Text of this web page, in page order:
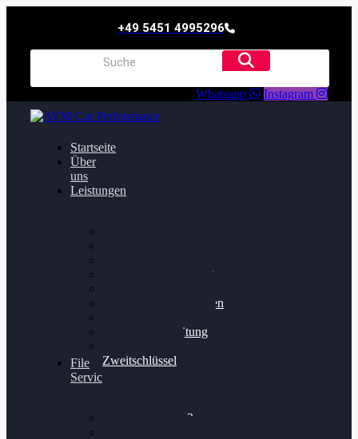
+49 5451 4995296
Whatsapp Instagram
Startseite
Über
uns
Leistungen
Getriebeoptimierung
Bremsscheiben planen
Felgenaufbereitung
Zweitschlüssel
File
Service
Alientech Kess3